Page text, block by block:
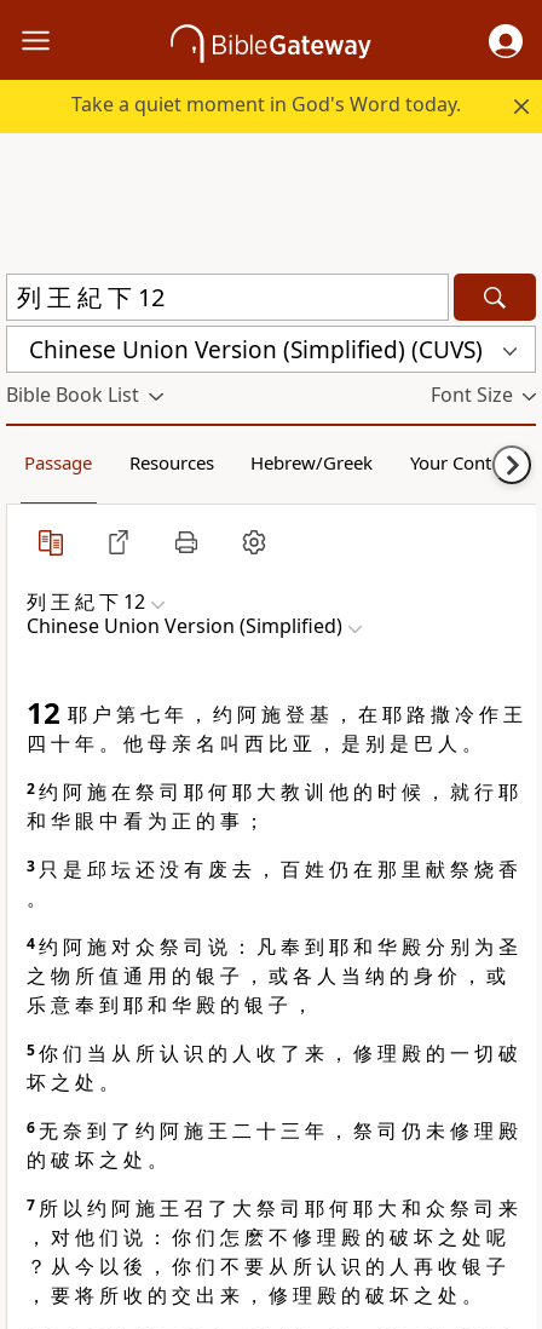
Take a quiet moment in God's Word today.
Chinese Union Version (Simplified) (CUVS)
Bible Book List Font Size
Passage Resources Hebrew/Greek Your Content
列 王 紀 下 12
Chinese Union Version (Simplified)
12 耶 户 第 七 年 ， 约 阿 施 登 基 ， 在 耶 路 撒 冷 作 王
四 十 年 。 他 母 亲 名 叫 西 比 亚 ， 是 别 是 巴 人 。
2约 阿 施 在 祭 司 耶 何 耶 大 教 训 他 的 时 候 ， 就 行 耶
和 华 眼 中 看 为 正 的 事 ；
3 只 是 邱 坛 还 没 有 废 去 ， 百 姓 仍 在 那 里 献 祭 烧 香
。
4约 阿 施 对 众 祭 司 说 ： 凡 奉 到 耶 和 华 殿 分 别 为 圣
之 物 所 值 通 用 的 银 子 ， 或 各 人 当 纳 的 身 价 ， 或
乐 意 奉 到 耶 和 华 殿 的 银 子 ，
5你 们 当 从 所 认 识 的 人 收 了 来 ， 修 理 殿 的 一 切 破
坏 之 处 。
6无 奈 到 了 约 阿 施 王 二 十 三 年 ， 祭 司 仍 未 修 理 殿
的 破 坏 之 处 。
7 所 以 约 阿 施 王 召 了 大 祭 司 耶 何 耶 大 和 众 祭 司 来
， 对 他 们 说 ： 你 们 怎 麽 不 修 理 殿 的 破 坏 之 处 呢
？ 从 今 以 後 ， 你 们 不 要 从 所 认 识 的 人 再 收 银 子
， 要 将 所 收 的 交 出 来 ， 修 理 殿 的 破 坏 之 处 。